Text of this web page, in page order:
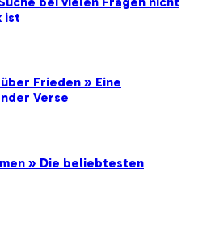
ist
Frieden » Eine
Verse
» Die beliebtesten